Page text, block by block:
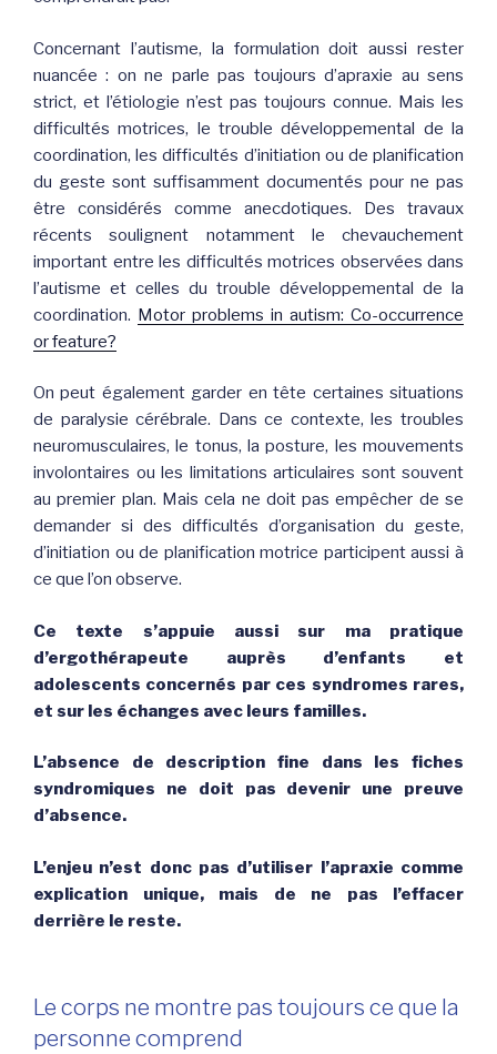
Concernant l’autisme, la formulation doit aussi rester
nuancée : on ne parle pas toujours d’apraxie au sens
strict, et l’étiologie n’est pas toujours connue. Mais les
difficultés motrices, le trouble développemental de la
coordination, les difficultés d’initiation ou de planification
du geste sont suffisamment documentés pour ne pas
être considérés comme anecdotiques. Des travaux
récents soulignent notamment le chevauchement
important entre les difficultés motrices observées dans
l’autisme et celles du trouble développemental de la
coordination. Motor problems in autism: Co-occurrence
or feature?
On peut également garder en tête certaines situations
de paralysie cérébrale. Dans ce contexte, les troubles
neuromusculaires, le tonus, la posture, les mouvements
involontaires ou les limitations articulaires sont souvent
au premier plan. Mais cela ne doit pas empêcher de se
demander si des difficultés d’organisation du geste,
d’initiation ou de planification motrice participent aussi à
ce que l’on observe.
Ce texte s’appuie aussi sur ma pratique
d’ergothérapeute auprès d’enfants et
adolescents concernés par ces syndromes rares,
et sur les échanges avec leurs familles.
L’absence de description fine dans les fiches
syndromiques ne doit pas devenir une preuve
d’absence.
L’enjeu n’est donc pas d’utiliser l’apraxie comme
explication unique, mais de ne pas l’effacer
derrière le reste.
Le corps ne montre pas toujours ce que la
personne comprend